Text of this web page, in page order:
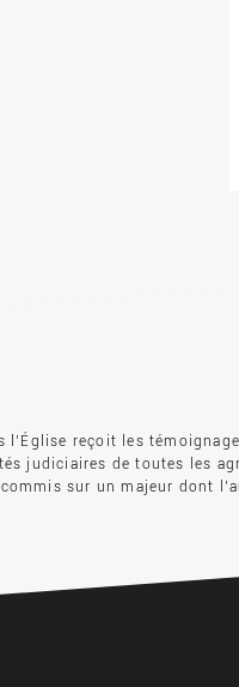
reçoit les
judiciaires de toutes les
sur un majeur dont